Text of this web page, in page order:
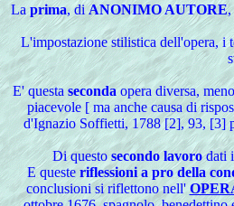
La prima, diANONIMO AUTORE,
L'impostazione stilistica dell'opera, i
E' questa secondaopera diversa,
piacevole [ ma anche causa di
d'Ignazio Soffietti, 1788 [2], 93, [3]
Di questosecondo lavorodati i
E queste riflessioni a pro della
conclusioni si riflettono nell'